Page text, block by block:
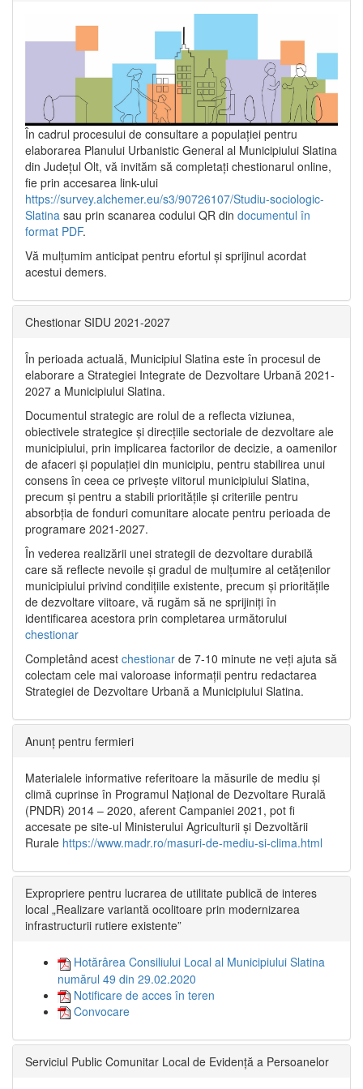
În cadrul procesului de consultare a populaţiei pentru
elaborarea Planului Urbanistic General al Municipiului Slatina
din Județul Olt, vă invităm să completați chestionarul online,
fie prin accesarea link-ului
https://survey.alchemer.eu/s3/90726107/Studiu-sociologic-
Slatina sau prin scanarea codului QR din documentul în
format PDF.
Vă mulţumim anticipat pentru efortul şi sprijinul acordat
acestui demers.
Chestionar SIDU 2021-2027
În perioada actuală, Municipiul Slatina este în procesul de
elaborare a Strategiei Integrate de Dezvoltare Urbană 2021‐
2027 a Municipiului Slatina.
Documentul strategic are rolul de a reflecta viziunea,
obiectivele strategice și direcțiile sectoriale de dezvoltare ale
municipiului, prin implicarea factorilor de decizie, a oamenilor
de afaceri și populației din municipiu, pentru stabilirea unui
consens în ceea ce privește viitorul municipiului Slatina,
precum și pentru a stabili prioritățile și criteriile pentru
absorbția de fonduri comunitare alocate pentru perioada de
programare 2021-2027.
În vederea realizării unei strategii de dezvoltare durabilă
care să reflecte nevoile și gradul de mulțumire al cetățenilor
municipiului privind condițiile existente, precum și prioritățile
de dezvoltare viitoare, vă rugăm să ne sprijiniți în
identificarea acestora prin completarea următorului
chestionar
Completând acest chestionar de 7-10 minute ne veți ajuta să
colectam cele mai valoroase informații pentru redactarea
Strategiei de Dezvoltare Urbană a Municipiului Slatina.
Anunț pentru fermieri
Materialele informative referitoare la măsurile de mediu și
climă cuprinse în Programul Național de Dezvoltare Rurală
(PNDR) 2014 – 2020, aferent Campaniei 2021, pot fi
accesate pe site-ul Ministerului Agriculturii și Dezvoltării
Rurale https://www.madr.ro/masuri-de-mediu-si-clima.html
Expropriere pentru lucrarea de utilitate publică de interes
local „Realizare variantă ocolitoare prin modernizarea
infrastructurii rutiere existente”
Hotărârea Consiliului Local al Municipiului Slatina
numărul 49 din 29.02.2020
Notificare de acces în teren
Convocare
Serviciul Public Comunitar Local de Evidență a Persoanelor